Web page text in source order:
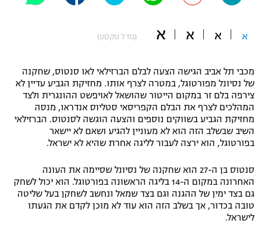
תקנון משתתפים וזוכים בפרסים
תקנון עבור פעילות אלקטרה
תקנון עבור פעילות ספורט 1 – "מרלן"
טניס
גיימינג E-Sports
תנאי שימוש
מדיניות פרטיות
כדורמים
פוטבול אמריקאי NFL
בייסבול MLB
ספורט אתגרי ואקסטרים
אומנויות לחימה
א א א א (גודל טקסט)
מכבי תל אביב הגישה הצעה לבלם הברזילאי לאו סנטוס, שחקנה
של נסיונל מפורטוגל, במטרה לצרף אותו. מחזיקת הגביע עדיין לא
צירפה בלם זר במקום הייטור שהושאל לאויפשט ההונגרית ולצד
המהלכים לצרף את הבלם הקפריסאי סטליוס אנדראו, מנסה
מחזיקת הגביע בשווקים נוספים והצעה הוגשה לסנטוס. הברזילאי
השיב שבשלב הזה הוא לא מעוניין להגיע ושאם לא יישאר
בפורטוגל, הוא ירצה לעבור לליגה אחרת שהיא לא ישראל.
סנטוס בן ה-27 הוא שחקנה של נסיונל שסיימה את העונה
האחרונה במקום ה-14 בליגה הראשונה בפורטוגל. הוא יכול לשחק
גם בצד ימין של ההגנה וגם בצד שמאל ונחשב לשחקן בעל שליטה
טובה בכדור, אך בשלב הזה הוא עוד לא מוכן לקדם את הגעתו
לישראל.